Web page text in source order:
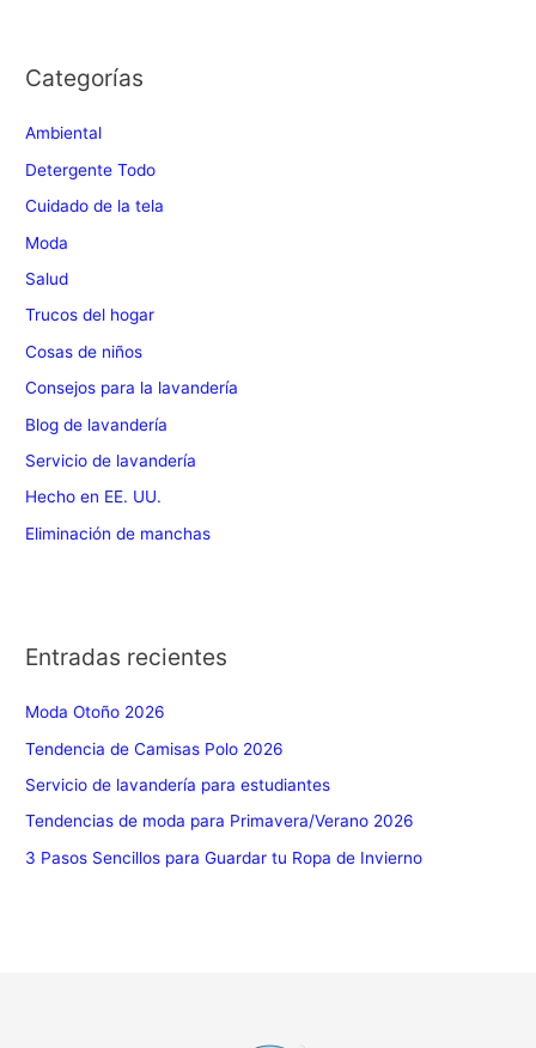
a
:
Categorías
Ambiental
Detergente Todo
Cuidado de la tela
Moda
Salud
Trucos del hogar
Cosas de niños
Consejos para la lavandería
Blog de lavandería
Servicio de lavandería
Hecho en EE. UU.
Eliminación de manchas
Entradas recientes
Moda Otoño 2026
Tendencia de Camisas Polo 2026
Servicio de lavandería para estudiantes
Tendencias de moda para Primavera/Verano 2026
3 Pasos Sencillos para Guardar tu Ropa de Invierno